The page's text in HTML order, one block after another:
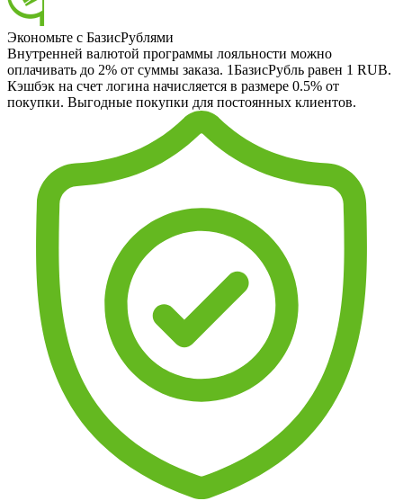
Экономьте с БазисРублями
Внутренней валютой программы лояльности можно
оплачивать до 2% от суммы заказа. 1БазисРубль равен 1 RUB.
Кэшбэк на счет логина начисляется в размере 0.5% от
покупки. Выгодные покупки для постоянных клиентов.